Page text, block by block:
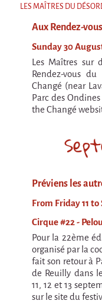
Il va
And before
Risque ZérO
BOI
Marathon
C'est quand
Roue de la
Sur le
L'herbe
La F.R.A.P.
the Wagon
Château
Parasites
LES MAÎTRES DU
Aux Rendez-
Sunday 30
Les Maîtres sur
Rendez-vous
Changé (near
Parc des
the Changé
Préviens les
From Friday 11
Cirque #22 -
Pour la 22ème
organisé par la
fait son retour à
de Reuilly dans
11, 12 et 13
sur le site du